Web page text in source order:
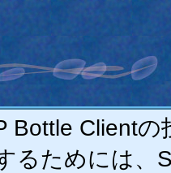
Bottle Client
るためには、